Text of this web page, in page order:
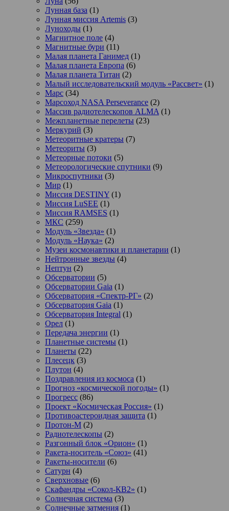
Лунная база (1)
Лунная миссия Artemis (3)
Луноходы (1)
Магнитное поле (4)
Магнитные бури (11)
Малая планета Ганимед (1)
Малая планета Европа (6)
Малая планета Титан (2)
Малый исследовательский модуль «Рассвет» (1)
Марс (34)
Марсоход NASA Perseverance (2)
Массив радиотелескопов ALMA (1)
Межпланетные перелеты (23)
Меркурий (3)
Метеоритные кратеры (7)
Метеориты (3)
Метеорные потоки (5)
Метеорологические спутники (9)
Микроспутники (3)
Мир (1)
Миссия DESTINY (1)
Миссия LuSEE (1)
Миссия RAMSES (1)
МКС (259)
Модуль «Звезда» (1)
Модуль «Наука» (2)
Музеи космонавтики и планетарии (1)
Нейтронные звезды (4)
Нептун (2)
Обсерватории (5)
Обсерватории Gaia (1)
Обсерватория «Спектр-РГ» (2)
Обсерватория Gaia (1)
Обсерватория Integral (1)
Орел (1)
Передача энергии (1)
Планетные системы (1)
Планеты (22)
Плесецк (3)
Плутон (4)
Поздравления из космоса (1)
Прогноз «космической погоды» (1)
Прогресс (86)
Проект «Космическая Россия» (1)
Противоастероидная защита (1)
Протон-М (2)
Радиотелескопы (2)
Разгонный блок «Орион» (1)
Ракета-носитель «Союз» (41)
Ракеты-носители (6)
Сатурн (4)
Сверхновые (6)
Скафандры «Сокол-КВ2» (1)
Солнечная система (3)
Солнечные затмения (1)